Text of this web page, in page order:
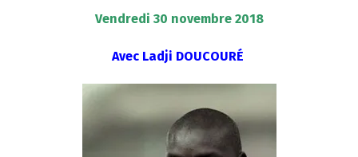
Vendredi 30 novembre 2018
Avec Ladji DOUCOURÉ